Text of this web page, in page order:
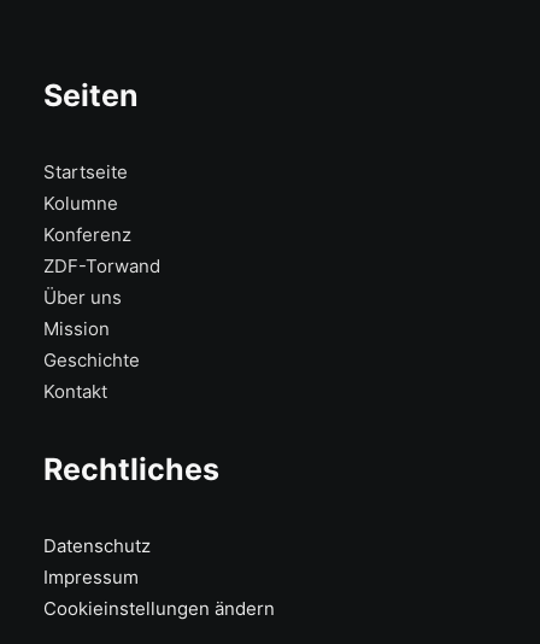
Seiten
Startseite
Kolumne
Konferenz
ZDF-Torwand
Über uns
Mission
Geschichte
Kontakt
Rechtliches
Datenschutz
Impressum
Cookieinstellungen ändern